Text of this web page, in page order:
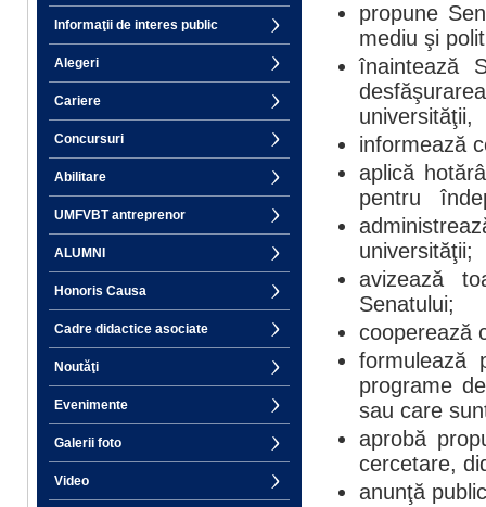
Informaţii de interes public
Alegeri
Cariere
Concursuri
Abilitare
UMFVBT antreprenor
ALUMNI
Honoris Causa
Cadre didactice asociate
Noutăţi
Evenimente
Galerii foto
Video
propune
mediu şi
înaintează
universităţii,
informează
aplică
pentru
universităţii;
avizează
Senatului;
cooperează
formulează
programe
sau care
aprobă
cercetare,
anunţă